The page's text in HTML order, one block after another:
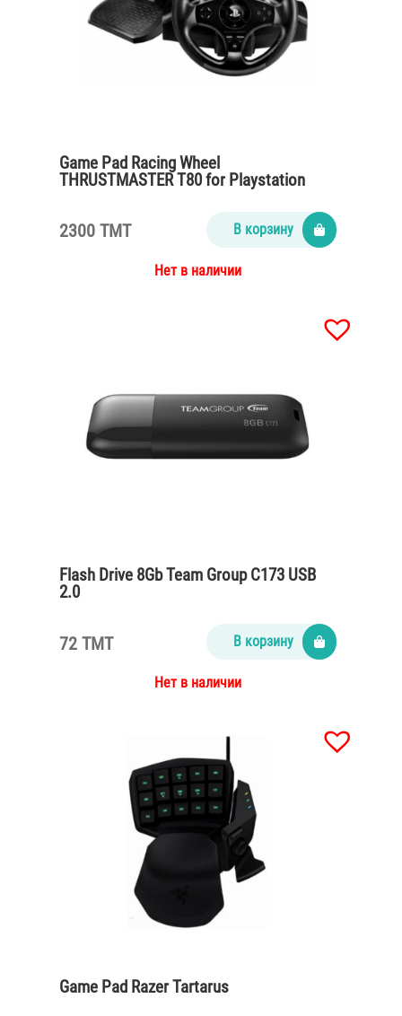
Game Pad Racing Wheel
THRUSTMASTER T80 for Playstation
2300 TMT В корзину
Нет в наличии
Flash Drive 8Gb Team Group C173 USB
2.0
72 TMT В корзину
Нет в наличии
Game Pad Razer Tartarus